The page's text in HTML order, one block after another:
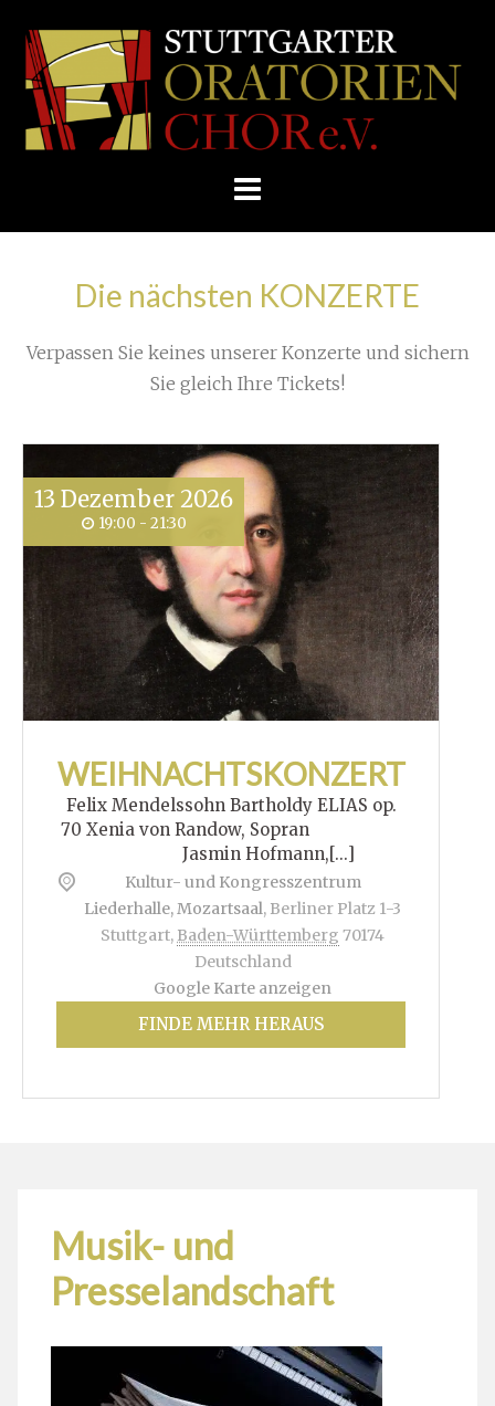
Skip
E.V.
Home Konzert
Die nächsten KONZERTE
Verpassen Sie keines unserer Konzerte und sichern
Sie gleich Ihre Tickets!
13 Dezember 2026
19:00 - 21:30
WEIHNACHTSKONZERT
Felix Mendelssohn Bartholdy ELIAS op.
70 Xenia von Randow, Sopran
Jasmin Hofmann,[...]
Kultur- und Kongresszentrum
Liederhalle, Mozartsaal, Berliner Platz 1-3
Stuttgart, Baden-Württemberg 70174
Deutschland
Google Karte anzeigen
FINDE MEHR HERAUS
Musik- und
Presselandschaft